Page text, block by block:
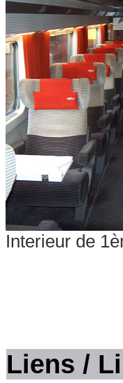
Interieur de
Liens /